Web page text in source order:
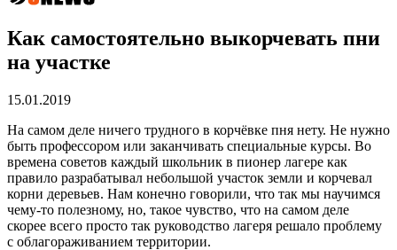
Как самостоятельно выкорчевать пни
на участке
15.01.2019
На самом деле ничего трудного в корчёвке пня нету. Не нужно
быть профессором или заканчивать специальные курсы. Во
времена советов каждый школьник в пионер лагере как
правило разрабатывал небольшой участок земли и корчевал
корни деревьев. Нам конечно говорили, что так мы научимся
чему-то полезному, но, такое чувство, что на самом деле
скорее всего просто так руководство лагеря решало проблему
с облагораживанием территории.